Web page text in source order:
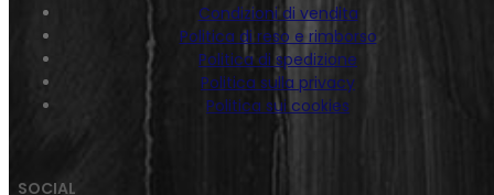
Condizioni di vendita
Politica di reso e rimborso
Politica di spedizione
Politica sulla privacy
Politica sui cookies
SOCIAL